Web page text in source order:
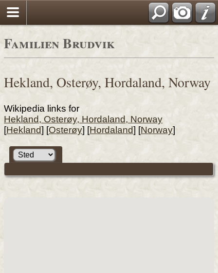
Familien Brudvik
Hekland, Osterøy, Hordaland, Norway
Wikipedia links for
Hekland, Osterøy, Hordaland, Norway
[Hekland] [Osterøy] [Hordaland] [Norway]